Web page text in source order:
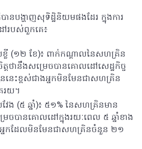
បង្ហាញសុទិដ្ឋិនិយមផងដែរ ក្នុងការ
របស់ពួកគេ៖
(១២ ខែ)៖ ពាក់កណ្តាលនៃសហគ្រិន
តថានឹងសម្រេចបានគោលដៅសេដ្ឋកិច្ច
េះខ្ពស់ជាងអ្នកមិនមែនជាសហគ្រិន
យ។
ង (៥ ឆ្នាំ)៖ ៥១% នៃសហគ្រិនមាន
េចបានគោលដៅក្នុងរយៈពេល ៥ ឆ្នាំខាង
នកដែលមិនមែនជាសហគ្រិនចំនួន ២១